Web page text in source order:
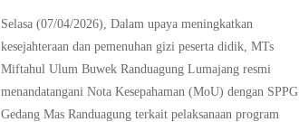
Selasa (07/04/2026), Dalam upaya meningkatkan
kesejahteraan dan pemenuhan gizi peserta didik, MTs
Miftahul Ulum Buwek Randuagung Lumajang resmi
menandatangani Nota Kesepahaman (MoU) dengan SPPG
Gedang Mas Randuagung terkait pelaksanaan program